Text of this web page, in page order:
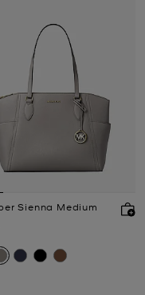
Sienna Medium